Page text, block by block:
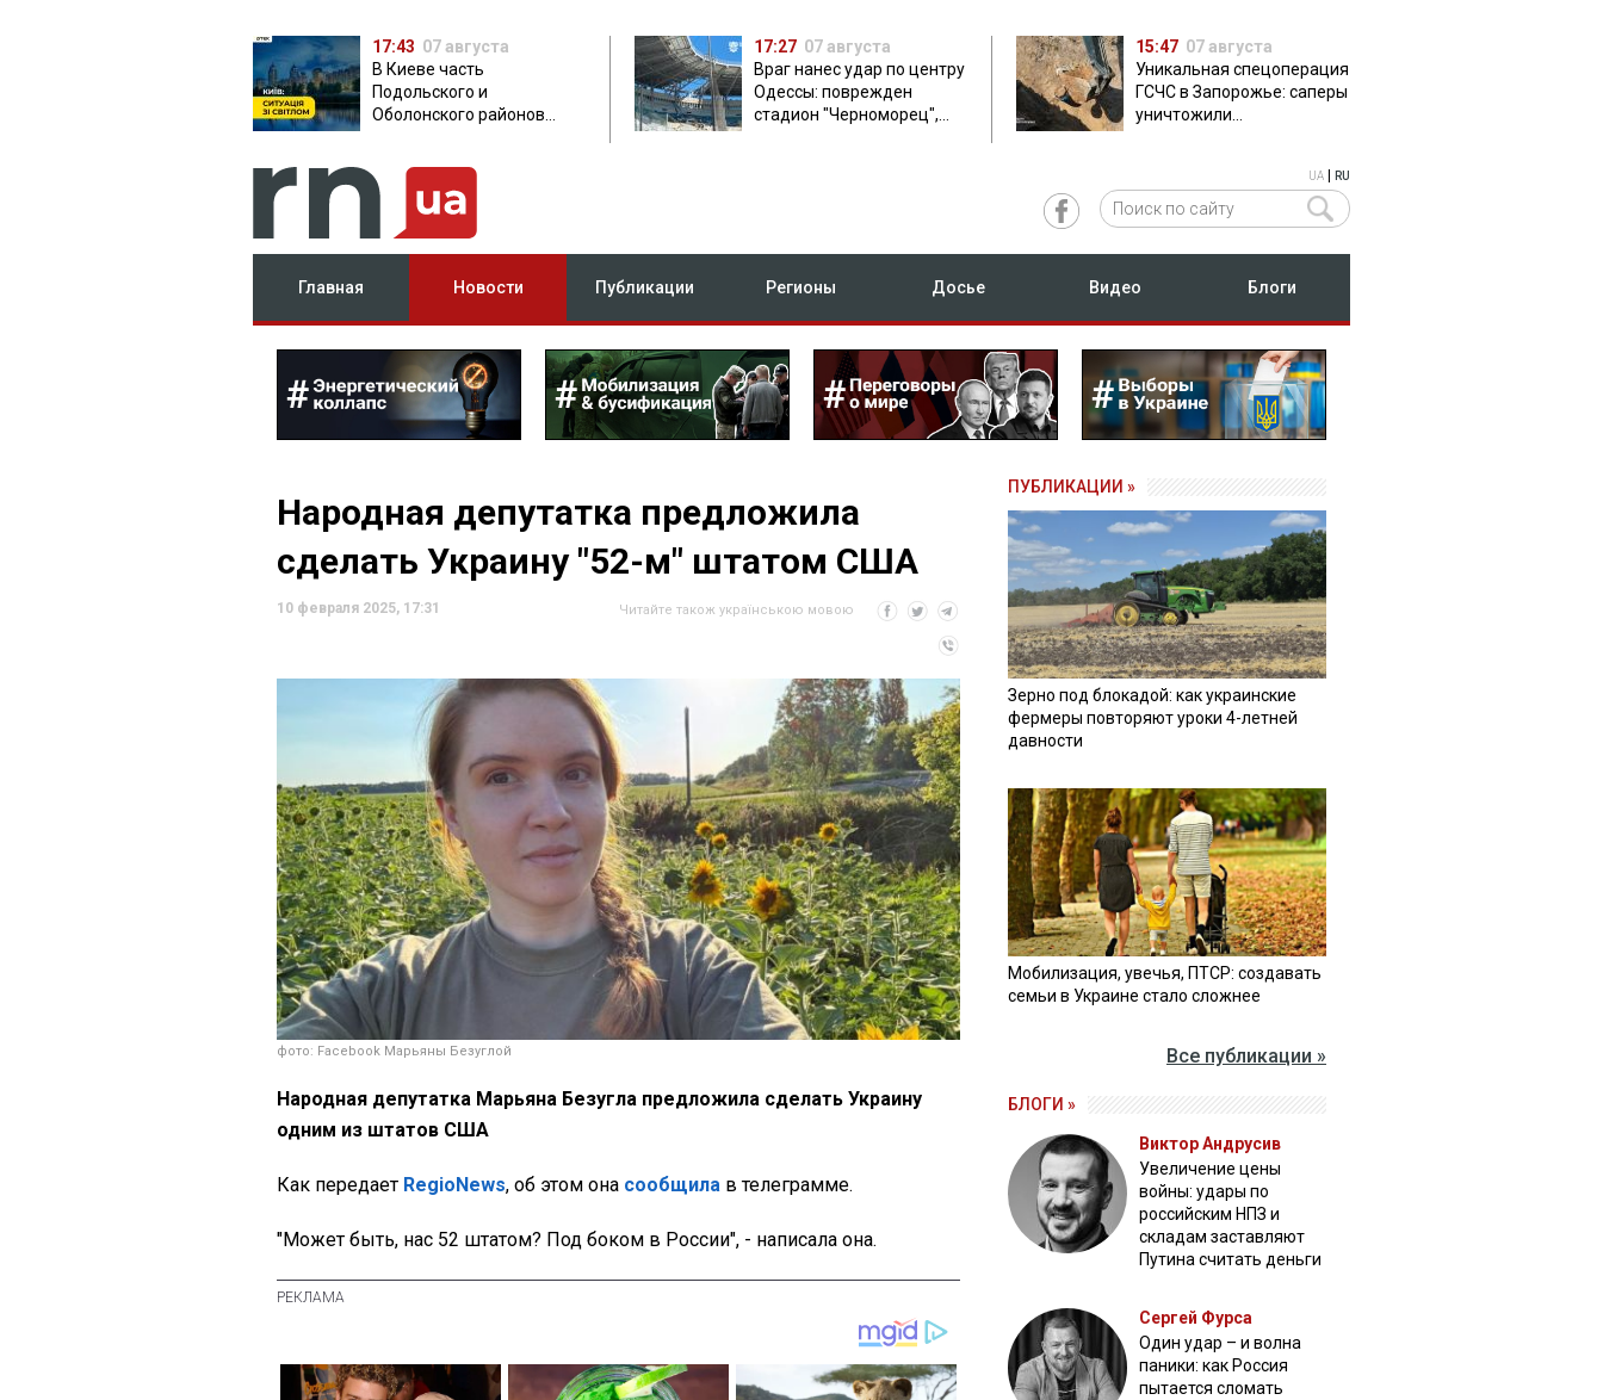
17:43 07 августа
В Киеве часть
Подольского и
Оболонского районов
17:27 07 августа
Враг нанес удар по центру
Одессы: поврежден
стадион "Черноморец",
15:47 07 августа
Уникальная спецоперация
ГСЧС в Запорожье: саперы
уничтожили
UA RU
Главная Новости Публикации Регионы Досье Видео Блоги
Народная депутатка предложила
сделать Украину "52-м" штатом США
10 февраля 2025, 17:31 Читайте також українською мовою
фото: Facebook Марьяны Безуглой
Народная депутатка Марьяна Безугла предложила сделать Украину
одним из штатов США
Как передает RegioNews, об этом она сообщила в телеграмме.
"Может быть, нас 52 штатом? Под боком в России", - написала она.
ПУБЛИКАЦИИ »
Зерно под блокадой: как украинские
фермеры повторяют уроки 4-летней
давности
Мобилизация, увечья, ПТСР: создавать
семьи в Украине стало сложнее
Все публикации »
БЛОГИ »
Виктор Андрусив
Увеличение цены
войны: удары по
российским НПЗ и
складам заставляют
Путина считать деньги
Сергей Фурса
Один удар – и волна
паники: как Россия
пытается сломать